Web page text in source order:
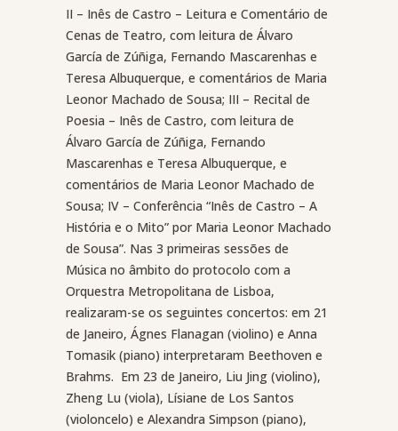
II – Inês de Castro – Leitura e Comentário de
Cenas de Teatro, com leitura de Álvaro
García de Zúñiga, Fernando Mascarenhas e
Teresa Albuquerque, e comentários de Maria
Leonor Machado de Sousa; III – Recital de
Poesia – Inês de Castro, com leitura de
Álvaro García de Zúñiga, Fernando
Mascarenhas e Teresa Albuquerque, e
comentários de Maria Leonor Machado de
Sousa; IV – Conferência “Inês de Castro – A
História e o Mito” por Maria Leonor Machado
de Sousa”. Nas 3 primeiras sessões de
Música no âmbito do protocolo com a
Orquestra Metropolitana de Lisboa,
realizaram-se os seguintes concertos: em 21
de Janeiro, Ágnes Flanagan (violino) e Anna
Tomasik (piano) interpretaram Beethoven e
Brahms. Em 23 de Janeiro, Liu Jing (violino),
Zheng Lu (viola), Lísiane de Los Santos
(violoncelo) e Alexandra Simpson (piano),